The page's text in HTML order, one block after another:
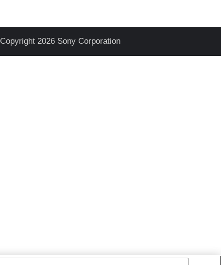
Copyright 2026 Sony Corporation